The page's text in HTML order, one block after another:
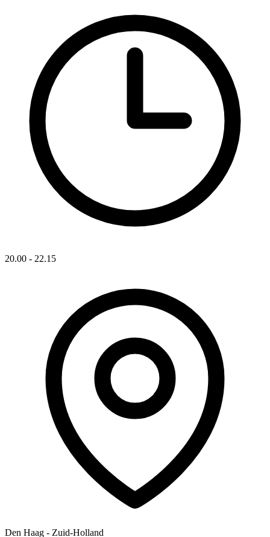
20.00 - 22.15
Den Haag - Zuid-Holland